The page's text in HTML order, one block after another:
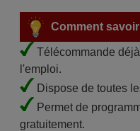
Comment
Télécommande
l'emploi.
Dispose de toutes
Permet de
gratuitement.